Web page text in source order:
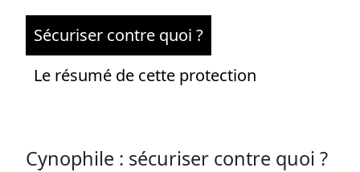
Sécuriser contre quoi ?
Le résumé de cette protection
Cynophile : sécuriser contre quoi ?